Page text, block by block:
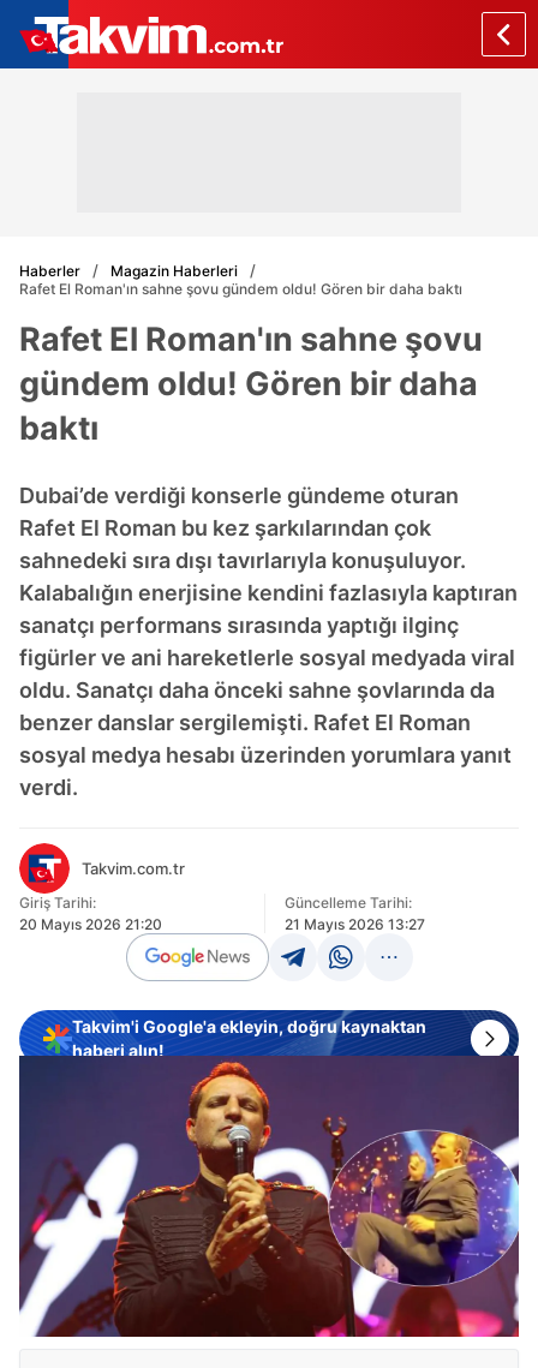
Haberler
Magazin Haberleri
Rafet El Roman'ın sahne şovu gündem oldu! Gören bir daha baktı
Rafet El Roman'ın sahne şovu
gündem oldu! Gören bir daha
baktı
Dubai’de verdiği konserle gündeme oturan
Rafet El Roman bu kez şarkılarından çok
sahnedeki sıra dışı tavırlarıyla konuşuluyor.
Kalabalığın enerjisine kendini fazlasıyla kaptıran
sanatçı performans sırasında yaptığı ilginç
figürler ve ani hareketlerle sosyal medyada viral
oldu. Sanatçı daha önceki sahne şovlarında da
benzer danslar sergilemişti. Rafet El Roman
sosyal medya hesabı üzerinden yorumlara yanıt
verdi.
Takvim.com.tr
Giriş Tarihi:
20 Mayıs 2026 21:20
Güncelleme Tarihi:
21 Mayıs 2026 13:27
Takvim'i Google'a ekleyin, doğru kaynaktan
haberi alın!